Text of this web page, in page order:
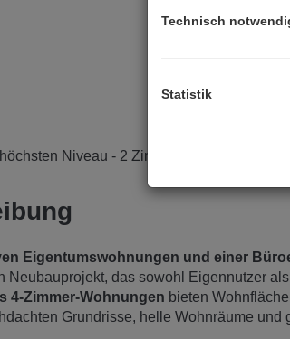
Eigentumswohnungen und einer
Neubauprojekt, das sowohl Eigennutzer
4-Zimmer-Wohnungen bieten
Grundrisse, helle Wohnräume und
Technisch
Statistik